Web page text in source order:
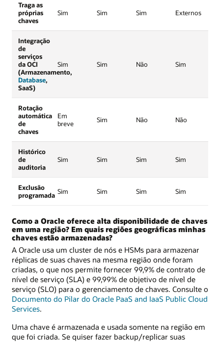
Traga as
próprias
chaves
Sim Sim Sim Externos
Integração
de
serviços
da OCI
(Armazenamento,
Database,
SaaS)
Sim Sim Não Sim
Rotação
automática
de
chaves
Em
breve
Sim Não Não
Histórico
de
auditoria
Sim Sim Sim Sim
Exclusão
programada Sim Sim Sim Sim
Como a Oracle oferece alta disponibilidade de chaves
em uma região? Em quais regiões geográficas minhas
chaves estão armazenadas?
A Oracle usa um cluster de nós e HSMs para armazenar
réplicas de suas chaves na mesma região onde foram
criadas, o que nos permite fornecer 99,9% de contrato de
nível de serviço (SLA) e 99,99% de objetivo de nível de
serviço (SLO) para o gerenciamento de chaves. Consulte o
Documento do Pilar do Oracle PaaS and IaaS Public Cloud
Services.
Uma chave é armazenada e usada somente na região em
que foi criada. Se quiser fazer backup/replicar suas